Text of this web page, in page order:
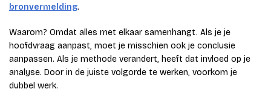
bronvermelding.
Waarom? Omdat alles met elkaar samenhangt. Als je je
hoofdvraag aanpast, moet je misschien ook je conclusie
aanpassen. Als je methode verandert, heeft dat invloed op je
analyse. Door in de juiste volgorde te werken, voorkom je
dubbel werk.